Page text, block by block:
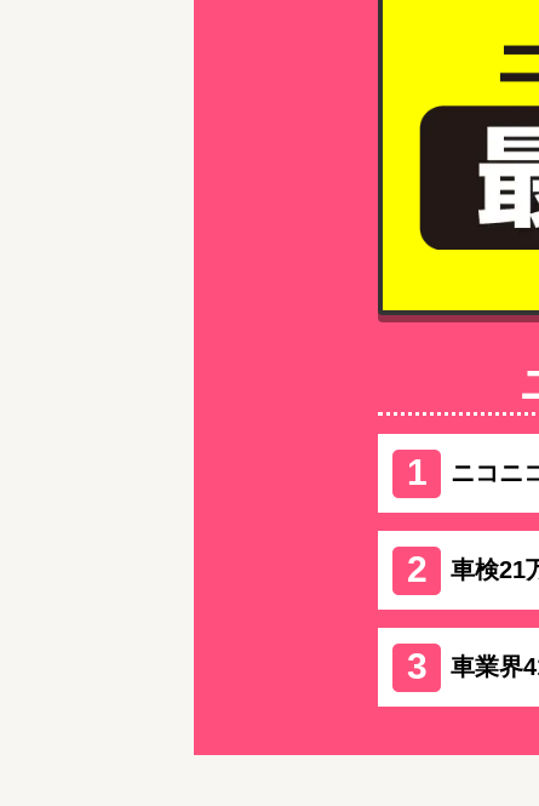
ニコニ
車検21
車業界